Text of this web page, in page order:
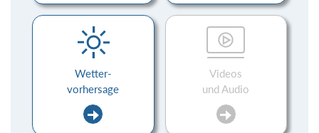
Wetter-
vorhersage
Videos
und Audio